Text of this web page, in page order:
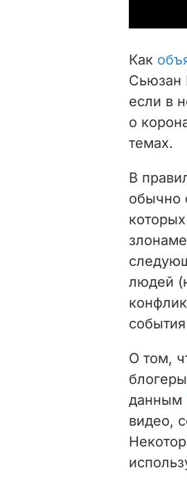
Как
Сьюзан
если в
о
темах.
В
обычно
людей
О том,
блогеры
данным
видео,